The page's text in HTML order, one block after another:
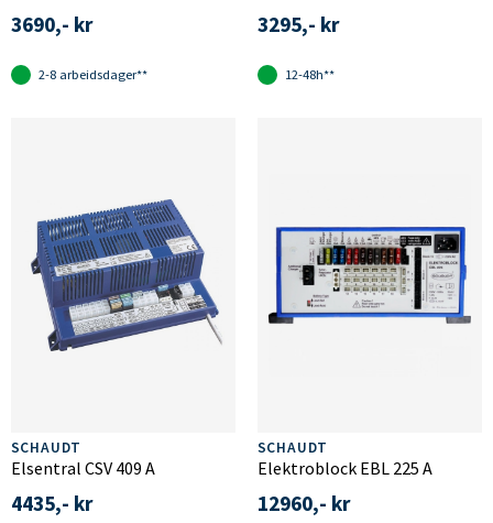
3690,- kr
2-8 arbeidsdager**
3295,- kr
12-48h**
SCHAUDT
Elsentral CSV 409 A
4435,- kr
SCHAUDT
Elektroblock EBL 225 A
12960,- kr